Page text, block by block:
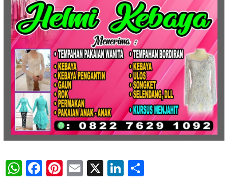
WhatsApp
Facebook
Pinterest
Email
X LinkedIn